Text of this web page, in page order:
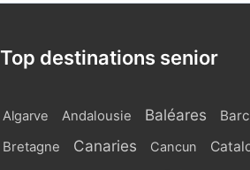
Top destinations senior
Algarve Andalousie Baléares
Bretagne Canaries Cancun